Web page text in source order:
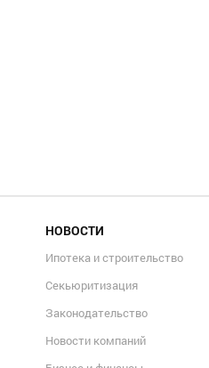
НОВОСТИ
Ипотека и строительство
Секьюритизация
Законодательство
Новости компаний